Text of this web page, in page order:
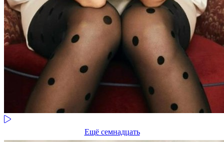
Ещё семнадцать